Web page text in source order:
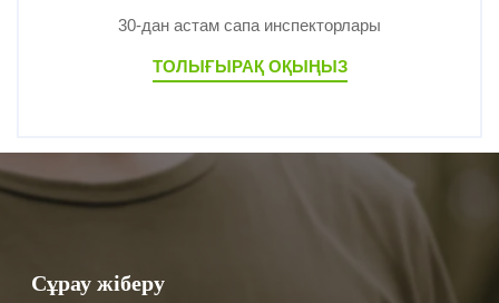
30-дан астам сапа инспекторлары
ТОЛЫҒЫРАҚ ОҚЫҢЫЗ
Сұрау жіберу